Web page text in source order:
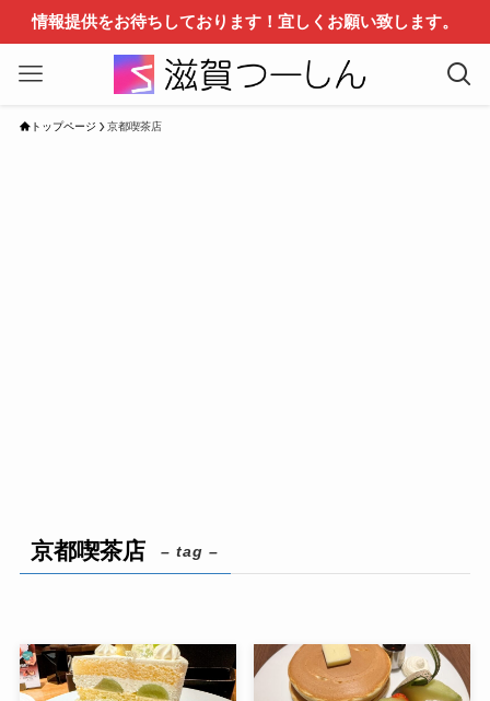
情報提供をお待ちしております！宜しくお願い致します。
トップページ 京都喫茶店
京都喫茶店 – tag –